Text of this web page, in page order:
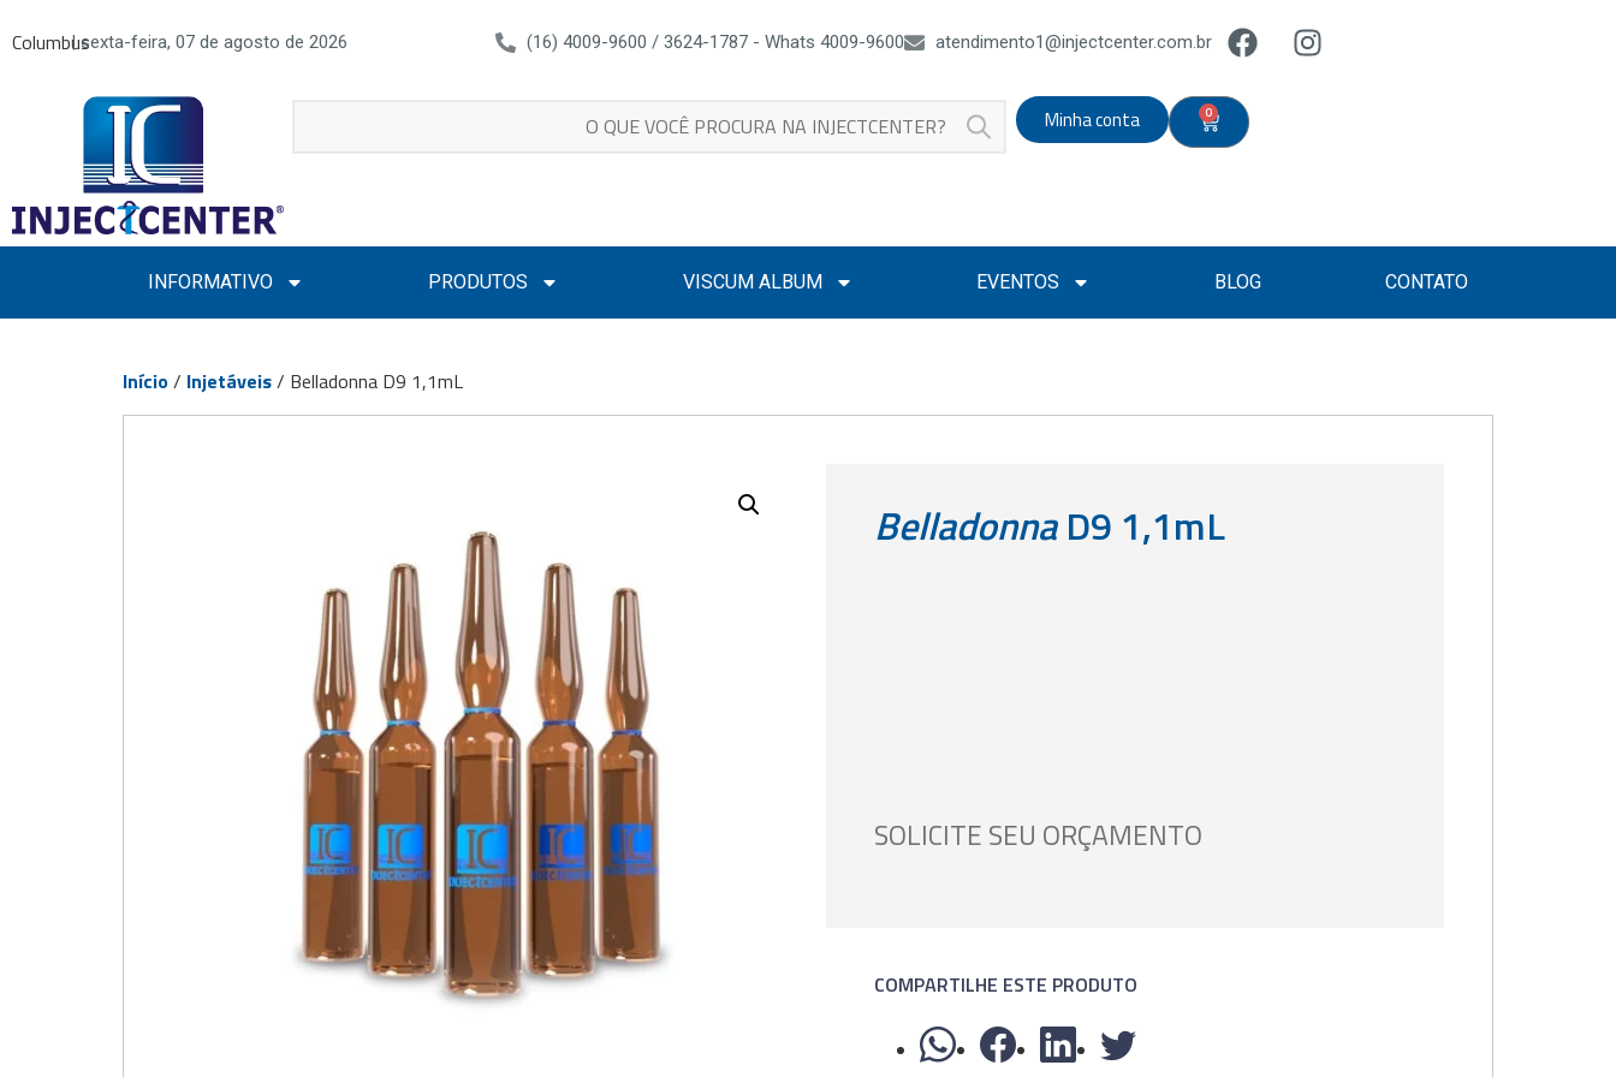
Columbus| sexta-feira, 07 de agosto de 2026 (16) 4009-9600 / 3624-1787 - Whats 4009-9600 atendimento1@injectcenter.com.br
Minha conta 0
INFORMATIVO PRODUTOS VISCUM ALBUM EVENTOS BLOG CONTATO
Início/ Injetáveis/ Belladonna D9 1,1mL
BelladonnaD9 1,1mL
SOLICITE SEU ORÇAMENTO
COMPARTILHE ESTE PRODUTO